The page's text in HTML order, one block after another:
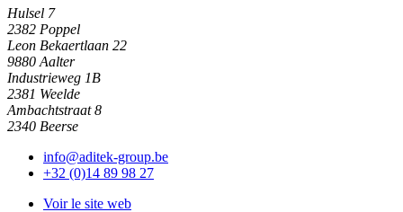
Hulsel 7
2382 Poppel
Leon Bekaertlaan 22
9880 Aalter
Industrieweg 1B
2381 Weelde
Ambachtstraat 8
2340 Beerse
info@aditek-group.be
+32 (0)14 89 98 27
Voir le site web